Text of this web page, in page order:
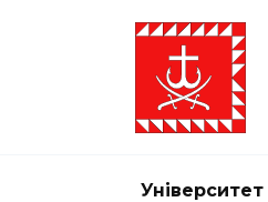
Університет